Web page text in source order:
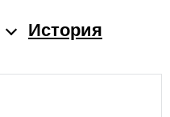
История